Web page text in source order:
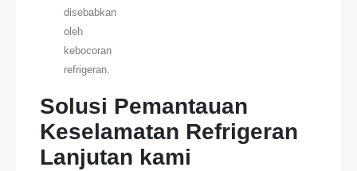
disebabkan
oleh
kebocoran
refrigeran.
Solusi Pemantauan
Keselamatan Refrigeran
Lanjutan kami